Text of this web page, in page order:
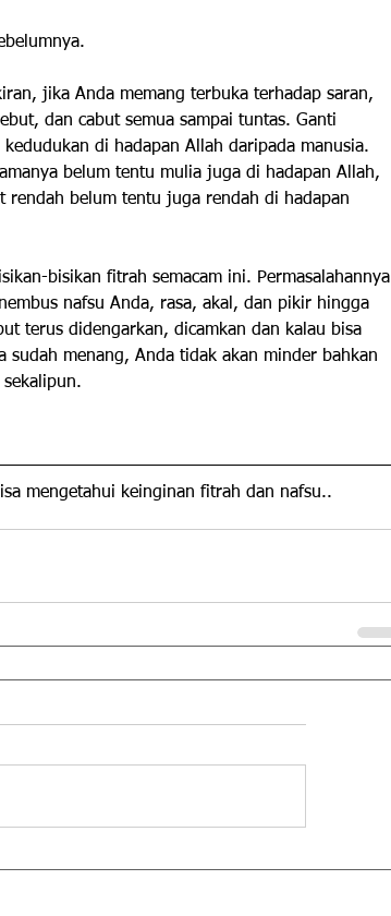
jika Anda memang terbuka terhadap saran,
dan cabut semua sampai tuntas. Ganti
di hadapan Allah daripada manusia.
belum tentu mulia juga di hadapan Allah,
rendah belum tentu juga rendah di hadapan
bisikan fitrah semacam ini. Permasalahannya
nafsu Anda, rasa, akal, dan pikir hingga
terus didengarkan, dicamkan dan kalau bisa
menang, Anda tidak akan minder bahkan
mengetahui keinginan fitrah dan nafsu..